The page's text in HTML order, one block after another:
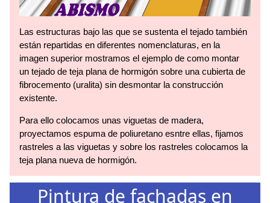
Las estructuras bajo las que se sustenta el tejado también
están repartidas en diferentes nomenclaturas, en la
imagen superior mostramos el ejemplo de como montar
un tejado de teja plana de hormigón sobre una cubierta de
fibrocemento (uralita) sin desmontar la construcción
existente.
Para ello colocamos unas viguetas de madera,
proyectamos espuma de poliuretano esntre ellas, fijamos
rastreles a las viguetas y sobre los rastreles colocamos la
teja plana nueva de hormigón.
Pintura de fachadas en